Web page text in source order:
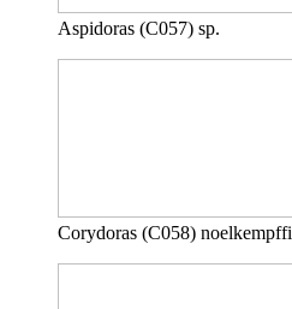
Aspidoras (C057) sp.
Corydoras (C058) noelkempffi